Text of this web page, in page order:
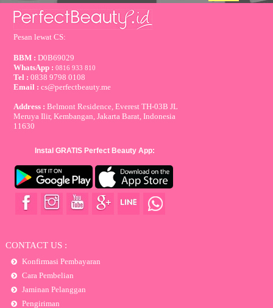
Pesan lewat CS:
BBM : D0B69029
WhatsApp :0816 933 810
Tel :0838 9798 0108
Email :cs@perfectbeauty.me
Address : Belmont Residence, Everest TH-03B JL
Meruya Ilir, Kembangan, Jakarta Barat, Indonesia
11630
Instal GRATIS Perfect Beauty App:
CONTACT US :
Konfirmasi Pembayaran
Cara Pembelian
Jaminan Pelanggan
Pengiriman